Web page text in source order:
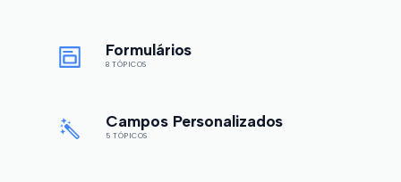
Formulários
8 TÓPICOS
Campos Personalizados
5 TÓPICOS